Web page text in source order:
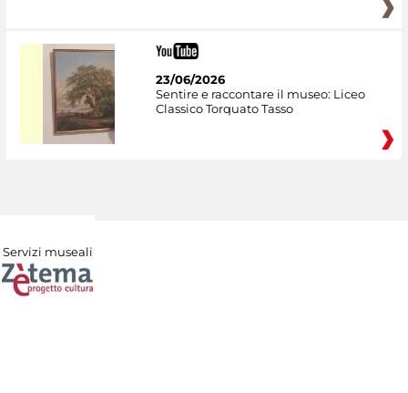
23/06/2026
Sentire e raccontare il museo: Liceo
Classico Torquato Tasso
Servizi museali